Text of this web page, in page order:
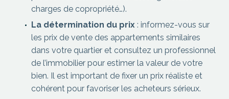
charges de copropriété…).
La détermination du prix : informez-vous sur
les prix de vente des appartements similaires
dans votre quartier et consultez un professionnel
de l’immobilier pour estimer la valeur de votre
bien. Il est important de fixer un prix réaliste et
cohérent pour favoriser les acheteurs sérieux.